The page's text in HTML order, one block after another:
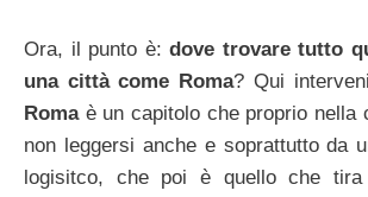
Ora, il punto è: dove trovare tutto
una città come Roma? Qui
Romaè un capitolo che proprio nella
non leggersi anche e soprattutto da
logisitco, che poi è quello che